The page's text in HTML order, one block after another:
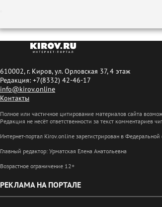
610002, г. Киров, ул. Орловская 37, 4 этаж
Редакция: +7(8332) 42-46-17
info@kirov.online
Контакты
Полное или частичное цитирование материалов сайта
Редакция не несёт ответственности за текст комментариев
Интернет-портал Kirov.online зарегистрирован в
Главный редактор: Урматская Елена Анатольевна
Возрастное ограничение 12+
РЕКЛАМА НА ПОРТАЛЕ